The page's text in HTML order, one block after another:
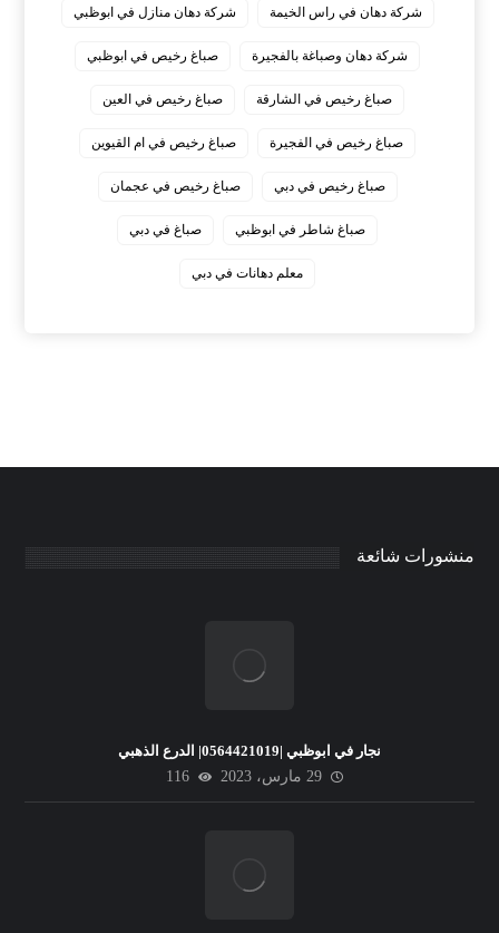
شركة دهان في راس الخيمة شركة دهان منازل في ابوظبي
شركة دهان وصباغة بالفجيرة صباغ رخيص في ابوظبي
صباغ رخيص في الشارقة صباغ رخيص في العين
صباغ رخيص في الفجيرة صباغ رخيص في ام القيوين
صباغ رخيص في دبي صباغ رخيص في عجمان
صباغ شاطر في ابوظبي صباغ في دبي
معلم دهانات في دبي
منشورات شائعة
نجار في ابوظبي |0564421019| الدرع الذهبي
29 مارس، 2023
116